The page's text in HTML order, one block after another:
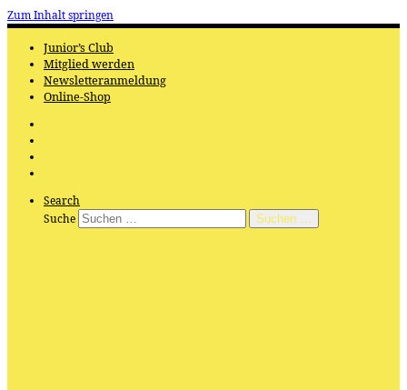
Zum Inhalt springen
Junior’s Club
Mitglied werden
Newsletteranmeldung
Online-Shop
Search
Suche
Suchen …